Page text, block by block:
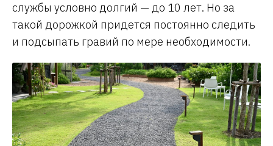
службы условно долгий — до 10 лет. Но за
такой дорожкой придется постоянно следить
и подсыпать гравий по мере необходимости.